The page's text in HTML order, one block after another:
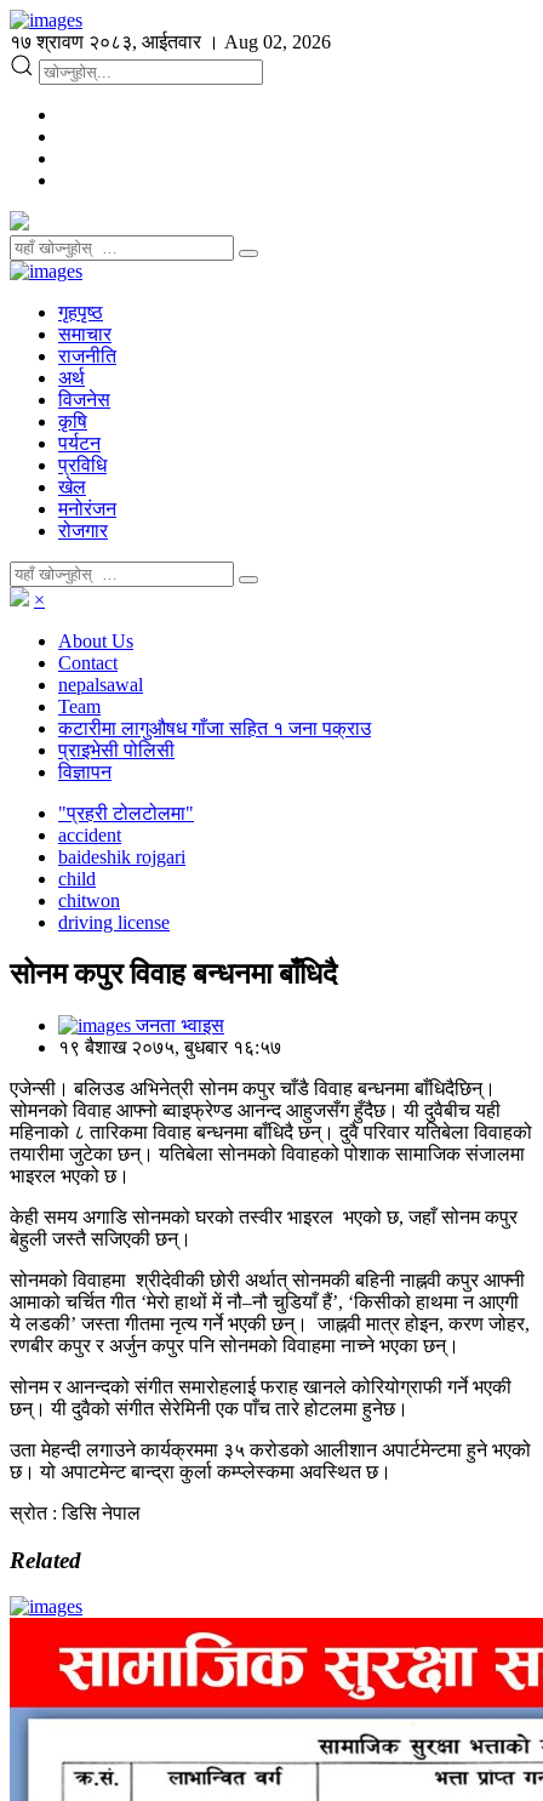
१७ श्रावण २०८३, आईतवार । Aug 02, 2026
गृहपृष्ठ
समाचार
राजनीति
अर्थ
विजनेस
कृषि
पर्यटन
प्रविधि
खेल
मनोरंजन
रोजगार
×
About Us
Contact
nepalsawal
Team
कटारीमा लागुऔषध गाँजा सहित १ जना पक्राउ
प्राइभेसी पोलिसी
विज्ञापन
"प्रहरी टोलटोलमा"
accident
baideshik rojgari
child
chitwon
driving license
सोनम कपुर विवाह बन्धनमा बाँधिदै
जनता भ्वाइस
१९ बैशाख २०७५, बुधबार १६:५७
एजेन्सी। बलिउड अभिनेत्री सोनम कपुर चाँडै विवाह बन्धनमा बाँधिदैछिन्।
सोमनको विवाह आफ्नो ब्वाइफ्रेण्ड आनन्द आहुजसँग हुँदैछ। यी दुवैबीच यही
महिनाको ८ तारिकमा विवाह बन्धनमा बाँधिदै छन्। दुवै परिवार यतिबेला विवाहको
तयारीमा जुटेका छन्। यतिबेला सोनमको विवाहको पोशाक सामाजिक संजालमा
भाइरल भएको छ।
केही समय अगाडि सोनमको घरको तस्वीर भाइरल भएको छ, जहाँ सोनम कपुर
बेहुली जस्तै सजिएकी छन्।
सोनमको विवाहमा श्रीदेवीकी छोरी अर्थात् सोनमकी बहिनी नाह्नवी कपुर आफ्नी
आमाको चर्चित गीत ‘मेरो हाथों में नौ–नौ चुडियाँ हैं’, ‘किसीको हाथमा न आएगी
ये लडकी’ जस्ता गीतमा नृत्य गर्ने भएकी छन्। जाह्नवी मात्र होइन, करण जोहर,
रणबीर कपुर र अर्जुन कपुर पनि सोनमको विवाहमा नाच्ने भएका छन्।
सोनम र आनन्दको संगीत समारोहलाई फराह खानले कोरियोग्राफी गर्ने भएकी
छन्। यी दुवैको संगीत सेरेमिनी एक पाँच तारे होटलमा हुनेछ।
उता मेहन्दी लगाउने कार्यक्रममा ३५ करोडको आलीशान अपार्टमेन्टमा हुने भएको
छ। यो अपाटमेन्ट बान्द्रा कुर्ला कम्प्लेस्कमा अवस्थित छ।
स्रोत : डिसि नेपाल
Related